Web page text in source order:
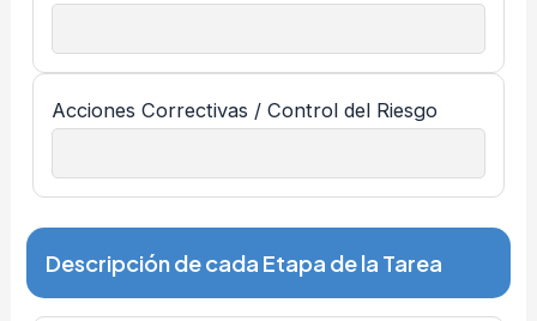
Acciones Correctivas / Control del Riesgo
Descripción de cada Etapa de la Tarea